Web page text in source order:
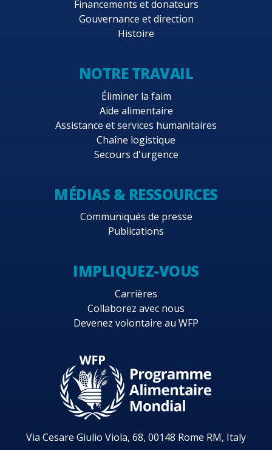
Financements et donateurs
Gouvernance et direction
Histoire
NOTRE TRAVAIL
Éliminer la faim
Aide alimentaire
Assistance et services humanitaires
Chaîne logistique
Secours d'urgence
MÉDIAS & RESSOURCES
Communiqués de presse
Publications
IMPLIQUEZ-VOUS
Carrières
Collaborez avec nous
Devenez volontaire au WFP
Via Cesare Giulio Viola, 68, 00148 Rome RM, Italy